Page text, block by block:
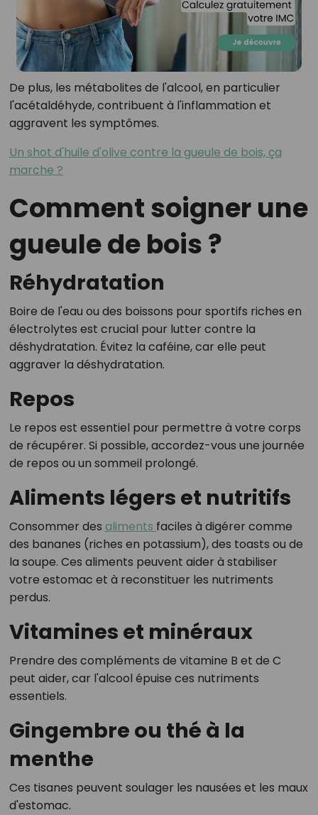
De plus, les métabolites de l'alcool, en particulier
l'acétaldéhyde, contribuent à l'inflammation et
aggravent les symptômes.
Un shot d'huile d'olive contre la gueule de bois, ça
marche ?
Comment soigner une
gueule de bois ?
Réhydratation
Boire de l'eau ou des boissons pour sportifs riches en
électrolytes est crucial pour lutter contre la
déshydratation. Évitez la caféine, car elle peut
aggraver la déshydratation.
Repos
Le repos est essentiel pour permettre à votre corps
de récupérer. Si possible, accordez-vous une journée
de repos ou un sommeil prolongé.
Aliments légers et nutritifs
Consommer des aliments faciles à digérer comme
des bananes (riches en potassium), des toasts ou de
la soupe. Ces aliments peuvent aider à stabiliser
votre estomac et à reconstituer les nutriments
perdus.
Vitamines et minéraux
Prendre des compléments de vitamine B et de C
peut aider, car l'alcool épuise ces nutriments
essentiels.
Gingembre ou thé à la
menthe
Ces tisanes peuvent soulager les nausées et les maux
d'estomac.